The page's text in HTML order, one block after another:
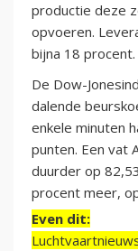
productie deze
opvoeren.
bijna 18 procent.
De Dow-
dalende
enkele minuten
punten. Een vat
duurder op
procent meer,
Even dit: